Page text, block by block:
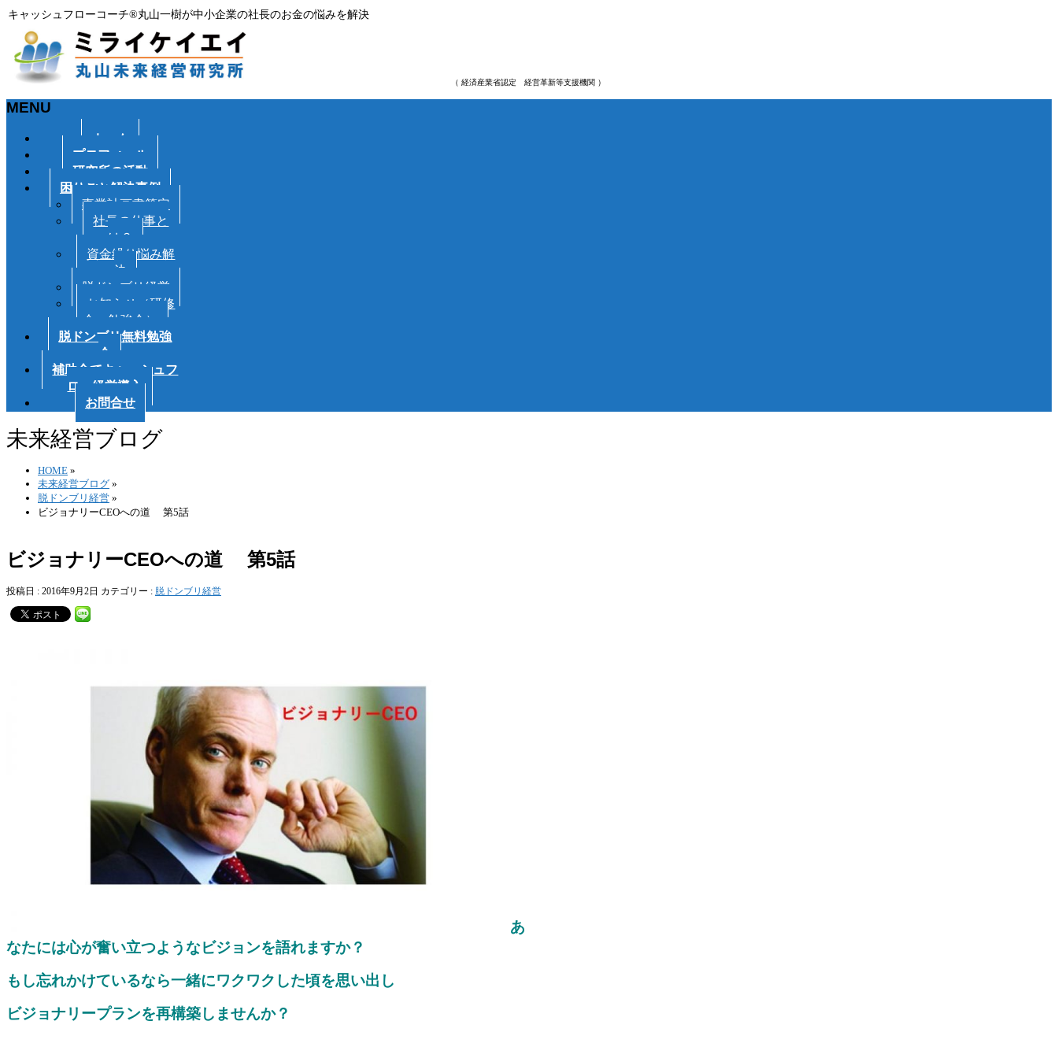
キャッシュフローコーチ®丸山一樹が中小企業の社長のお金の悩みを解決
（ 経済産業省認定 経営革新等支援機関 ）
MENU
ホーム
プロフィール
研究所の活動
困りごと解決事例
事業計画書策定
社長の仕事と
は？
資金繰り悩み解
決
脱ドンブリ経営
お知らせ（研修
会・勉強会）
脱ドンブリ無料勉強
会
補助金でキャッシュフ
ロー経営導入
お問合せ
未来経営ブログ
HOME »
未来経営ブログ »
脱ドンブリ経営 »
ビジョナリーCEOへの道 第5話
ビジョナリーCEOへの道 第5話
投稿日 : 2016年9月2日 カテゴリー : 脱ドンブリ経営
あ
なたには心が奮い立つようなビジョンを語れますか？
もし忘れかけているなら一緒にワクワクした頃を思い出し
ビジョナリープランを再構築しませんか？